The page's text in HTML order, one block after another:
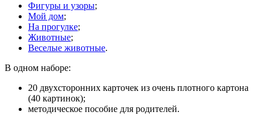
Фигуры и узоры;
Мой дом;
На прогулке;
Животные;
Веселые животные.
В одном наборе:
20 двухсторонних карточек из очень плотного картона
(40 картинок);
методическое пособие для родителей.